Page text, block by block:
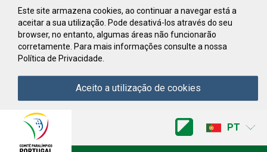
Saltar para conteúdo
Este site armazena cookies, ao continuar a navegar está a
aceitar a sua utilização. Pode desativá-los através do seu
browser, no entanto, algumas áreas não funcionarão
corretamente. Para mais informações consulte a nossa
Política de Privacidade.
Aceito a utilização de cookies
Comite
Paralimpico
PT